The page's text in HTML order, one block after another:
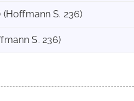
S. 236)
S. 236)